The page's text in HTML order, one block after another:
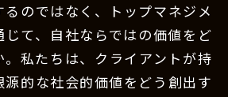
のではなく、トップマネジメ
て、自社ならではの価値をど
。私たちは、クライアントが持
的な社会的価値をどう創出す